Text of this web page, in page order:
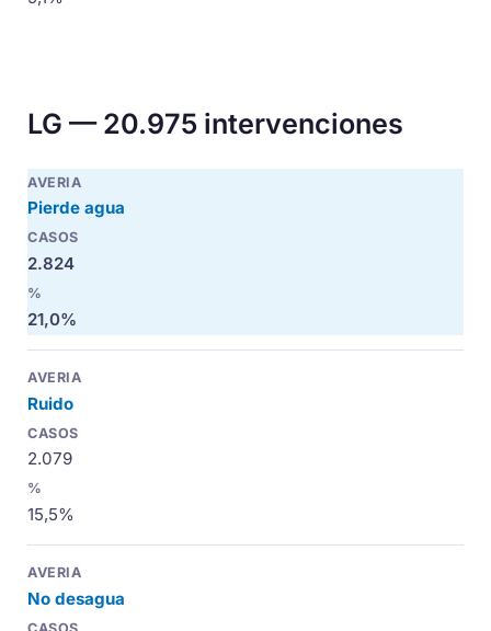
LG — 20.975 intervenciones
Pierde agua
2.824
21,0%
Ruido
2.079
15,5%
No desagua